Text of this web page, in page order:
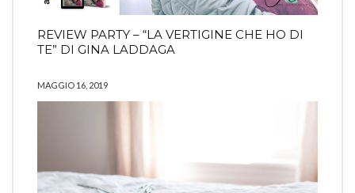
REVIEW PARTY – “LA VERTIGINE CHE HO DI
TE” DI GINA LADDAGA
MAGGIO 16, 2019